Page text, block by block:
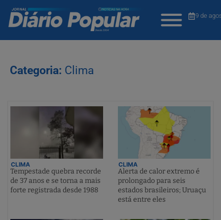
9 de
Categoria: Clima
CLIMA
Tempestade quebra recorde
de 37 anos e se torna a mais
forte registrada desde 1988
CLIMA
Alerta de calor extremo é
prolongado para seis
estados brasileiros; Uruaçu
está entre eles